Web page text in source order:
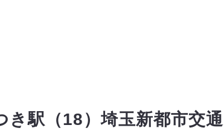
駅（18）埼玉新都市交通